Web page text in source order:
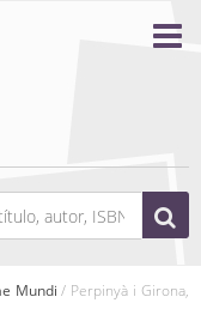
Mundi / Perpinyà i Girona,